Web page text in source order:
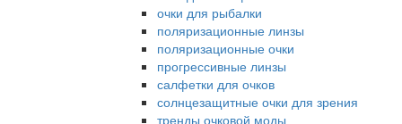
очки для рыбалки
поляризационные линзы
поляризационные очки
прогрессивные линзы
салфетки для очков
солнцезащитные очки для зрения
тренды очковой моды